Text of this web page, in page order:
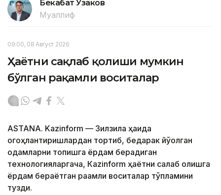
Бекабат Узаков
Муаллиф
09:00, 08 Август 2026
Ҳаётни сақлаб қолиши мумкин
бўлган рақамли воситалар
ASTANA. Kazinform — Зилзила ҳақида
огоҳлантиришлардан тортиб, бедарак йўқолган
одамларни топишга ёрдам берадиган
технологияларгача, Кazinform ҳаётни сақлаб қолишга
ёрдам бераётган рақамли воситалар тўпламини
тузди.